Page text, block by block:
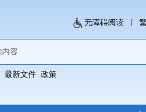
无障碍阅读
最新文件 政策